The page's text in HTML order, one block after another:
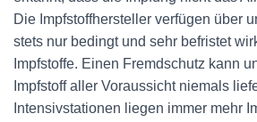
Die Impfstoffhersteller verfügen über
stets nur bedingt und sehr befristet
Impfstoffe. Einen Fremdschutz kann
Impfstoff aller Voraussicht niemals
Intensivstationen liegen immer mehr